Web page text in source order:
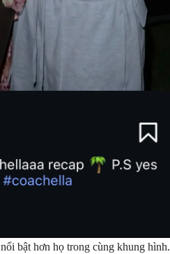
bật hơn họ trong cùng khung hình.